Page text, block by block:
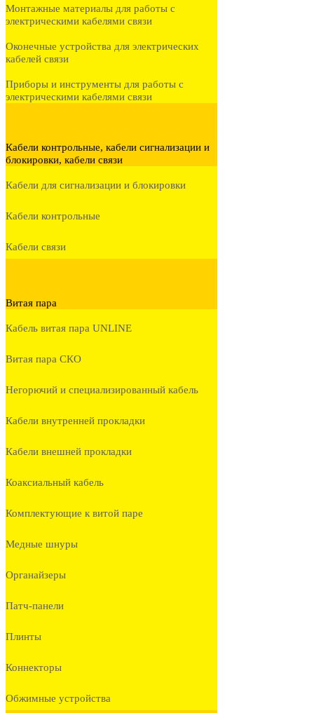
Монтажные материалы для работы с
электрическими кабелями связи
Оконечные устройства для электрических
кабелей связи
Приборы и инструменты для работы с
электрическими кабелями связи
Кабели контрольные, кабели сигнализации и
блокировки, кабели связи
Кабели для сигнализации и блокировки
Кабели контрольные
Кабели связи
Витая пара
Кабель витая пара UNLINE
Витая пара СКО
Негорючий и специализированный кабель
Кабели внутренней прокладки
Кабели внешней прокладки
Коаксиальный кабель
Комплектующие к витой паре
Медные шнуры
Органайзеры
Патч-панели
Плинты
Коннекторы
Обжимные устройства